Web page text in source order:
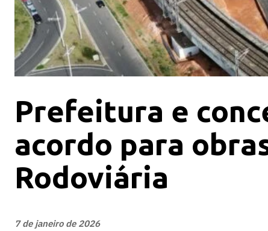
Prefeitura e
acordo para
Rodoviária
7 de janeiro de 2026